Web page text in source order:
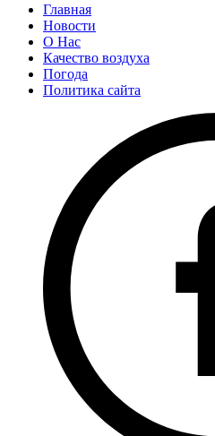
Главная
Новости
О Нас
Качество воздуха
Погода
Политика сайта